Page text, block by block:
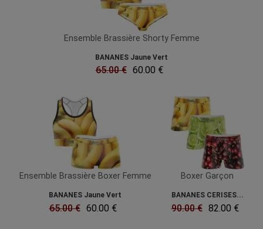
Ensemble Brassière Shorty Femme
BANANES Jaune Vert
65.00 € 60.00 €
Ensemble Brassière Boxer Femme
BANANES Jaune Vert
65.00 € 60.00 €
Boxer Garçon
BANANES CERISES...
90.00 € 82.00 €